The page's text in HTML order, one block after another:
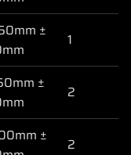
±
1
±
2
±
2